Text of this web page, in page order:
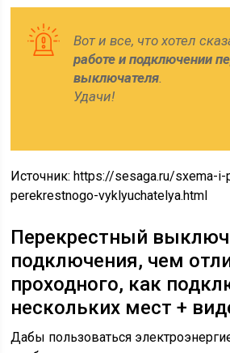
Вот и все, что хотел
работе и подключении
выключателя.
Удачи!
Источник:https://sesaga.ru/sxema-i-
perekrestnogo-vyklyuchatelya.html
Перекрестный
подключения, чем
проходного, как
нескольких мест +
Дабы пользоваться